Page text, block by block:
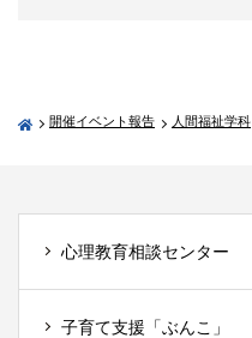
開催イベント報告 人間福祉学科
心理教育相談センター
子育て支援「ぶんこ」